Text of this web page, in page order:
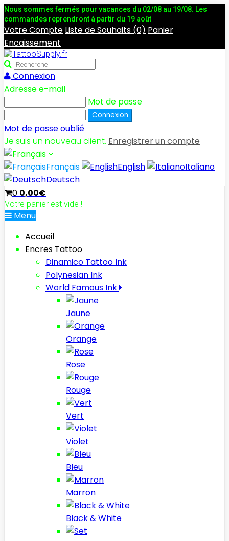
Nous sommes fermés pour vacances du 02/08 au 19/08. Les
commandes reprendront à partir du 19 août
Votre Compte Liste de Souhaits (0) Panier
Encaissement
Connexion
Adresse e-mail
Mot de passe
Mot de passe oublié
Je suis un nouveau client. Enregistrer un compte
Français English
Italiano
Deutsch
0 0,00€
Votre panier est vide !
Menu
Accueil
Encres Tattoo
Dinamico Tattoo Ink
Polynesian Ink
World Famous Ink
Jaune
Orange
Rose
Rouge
Vert
Violet
Bleu
Marron
Black & White